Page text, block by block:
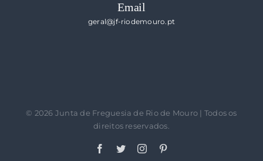
Email
geral@jf-riodemouro.pt
© 2026 Junta de Freguesia de Rio de Mouro | Todos os
direitos reservados.
Facebook
TwitterInstagram